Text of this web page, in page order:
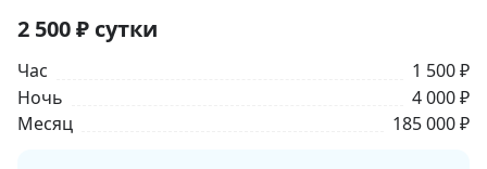
2 500₽ сутки
Час
1 500 ₽
Ночь
4 000 ₽
Месяц
185 000 ₽